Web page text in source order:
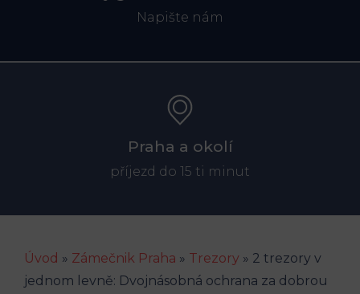
Napište nám
Praha a okolí
příjezd do 15 ti minut
Úvod » Zámečnik Praha » Trezory » 2 trezory v
jednom levně: Dvojnásobná ochrana za dobrou